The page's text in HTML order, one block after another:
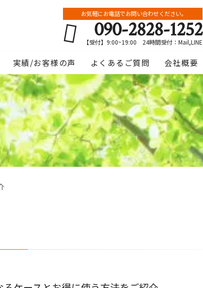
お気軽にお電話でお問い合わせください。
090-2828-1252
【受付】9:00~19:00 24時間受付：Mail,LINE
実績/お客様の声 よくあるご質問 会社概要